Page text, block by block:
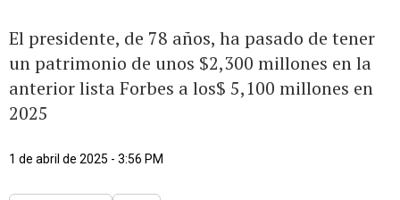
El presidente, de 78 años, ha pasado de tener
un patrimonio de unos $2,300 millones en la
anterior lista Forbes a los$ 5,100 millones en
2025
1 de abril de 2025 - 3:56 PM